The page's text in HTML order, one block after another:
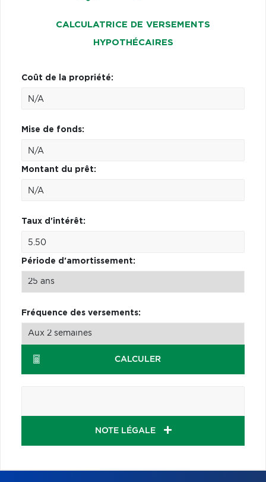
CALCULATRICE DE VERSEMENTS
HYPOTHÉCAIRES
Coût de la propriété:
Mise de fonds:
Montant du prêt:
Taux d'intérêt:
Période d'amortissement:
Fréquence des versements:
CALCULER
NOTE LÉGALE